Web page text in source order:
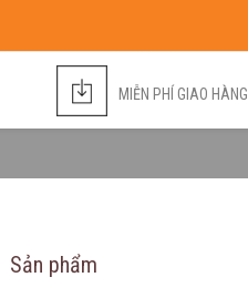
MIỄN PHÍ GIAO HÀNG
Sản phẩm